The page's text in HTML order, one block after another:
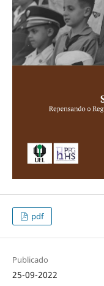
pdf
Publicado
25-09-2022